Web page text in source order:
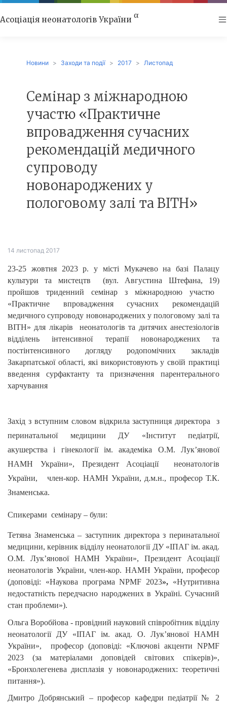
Асоціація неонатологів України α
Новини Заходи та події 2017 Листопад
Cемінар з міжнародною
участю «Практичне
впровадження сучасних
рекомендацій медичного
супроводу
новонароджених у
пологовому залі та ВІТН»
14 листопад 2017
23-25 жовтня 2023 р. у місті Мукачево на базі Палацу
культури та мистецтв (вул. Августина Штефана, 19)
пройшов триденний семінар з міжнародною участю
«Практичне впровадження сучасних рекомендацій
медичного супроводу новонароджених у пологовому залі та
ВІТН» для лікарів неонатологів та дитячих анестезіологів
відділень інтенсивної терапії новонароджених та
постінтенсивного догляду родопомічних закладів
Закарпатської області, які використовують у своїй практиці
введення сурфактанту та призначення парентерального
харчування
Захід з вступним словом відкрила заступниця директора з
перинатальної медицини ДУ «Інститут педіатрії,
акушерства і гінекології ім. академіка О.М. Лук’янової
НАМН України», Президент Асоціації неонатологів
України, член-кор. НАМН України, д.м.н., професор Т.К.
Знаменська.
Спикерами семінару – були:
Тетяна Знаменська – заступник директора з перинатальної
медицини, керівник відділу неонатології ДУ «ІПАГ ім. акад.
О.М. Лук’янової НАМН України», Президент Асоціації
неонатологів України, член-кор. НАМН України, професор
(доповіді: «Наукова програма NPMF 2023», «Нутритивна
недостатність передчасно народжених в Україні. Сучасний
стан проблеми»).
Ольга Воробйова - провідний науковий співробітник відділу
неонатології ДУ «ІПАГ ім. акад. О. Лук’янової НАМН
України», професор (доповіді: «Ключові акценти NPMF
2023 (за матеріалами доповідей світових спікерів)»,
«Бронхолегенева дисплазія у новонароджених: теоретичні
питання»).
Дмитро Добрянський – професор кафедри педіатрії № 2